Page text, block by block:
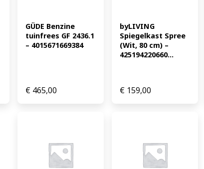
GÜDE Benzine
tuinfrees GF 2436.1
– 4015671669384
€ 465,00
byLIVING
Spiegelkast Spree
(Wit, 80 cm) –
425194220660...
€ 159,00